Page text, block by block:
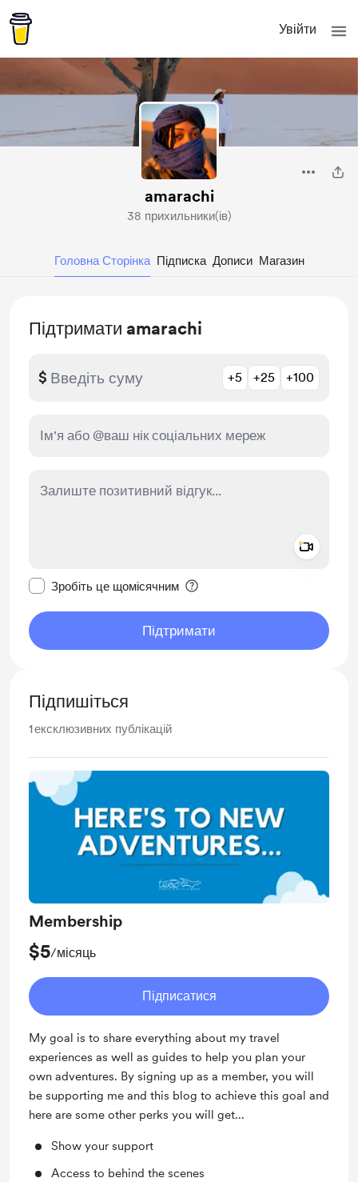
Увійти
amarachi
38 прихильники(ів)
Головна Сторінка Підписка Дописи Магазин
Підтримати amarachi
$ +5 +25 +100
Зробіть це щомісячним
Підтримати
Підпишіться
1ексклюзивних публікацій
Membership
$5/місяць
Підписатися
My goal is to share everything about my travel
experiences as well as guides to help you plan your
own adventures. By signing up as a member, you will
be supporting me and this blog to achieve this goal and
here are some other perks you will get...
Show your support
Access to behind the scenes